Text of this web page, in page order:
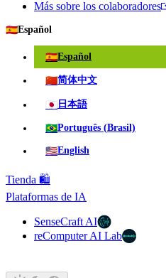
Más sobre los colaboradores
🇪🇸Español
🇪🇸Español
🇨🇳简体中文
🇯🇵 日本語
🇧🇷Português (Brasil)
🇺🇸English
Tienda 🛍️
Plataformas de IA
SenseCraft AI
reComputer AI Lab